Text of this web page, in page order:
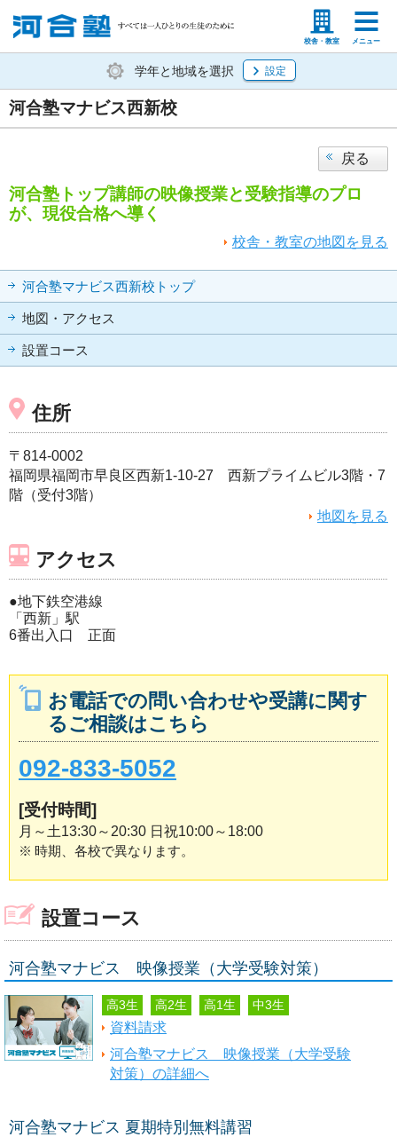
校舎・教室 メニュー
塾生の方 高等学校の先生
学年と地域を選択 設定
河合塾マナビス西新校
戻る
河合塾トップ講師の映像授業と受験指導のプロ
が、現役合格へ導く
校舎・教室の地図を見る
河合塾マナビス西新校トップ
地図・アクセス
設置コース
住所
〒814-0002
福岡県福岡市早良区西新1-10-27 西新プライムビル3階・7
階（受付3階）
地図を見る
アクセス
●地下鉄空港線
「西新」駅
6番出入口 正面
お電話での問い合わせや受講に関す
るご相談はこちら
092-833-5052
[受付時間]
月～土13:30～20:30 日祝10:00～18:00
※ 時期、各校で異なります。
設置コース
河合塾マナビス 映像授業（大学受験対策）
高3生 高2生 高1生 中3生
資料請求
河合塾マナビス 映像授業（大学受験
対策）の詳細へ
河合塾マナビス 夏期特別無料講習